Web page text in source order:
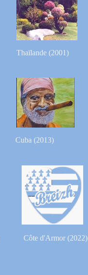
Thaïlande (2001)
Cuba (2013)
Côte d'Armor (2022)